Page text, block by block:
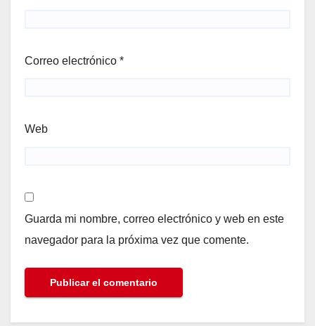
Correo electrónico *
Web
Guarda mi nombre, correo electrónico y web en este
navegador para la próxima vez que comente.